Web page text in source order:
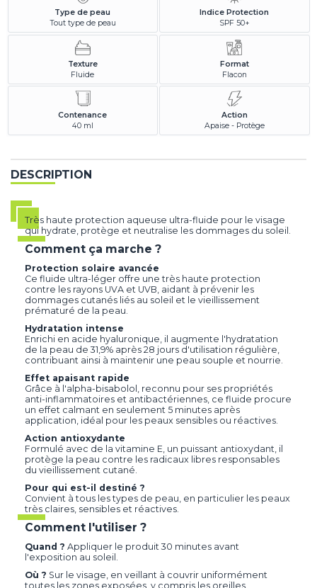
Type de peau
Tout type de peau
Indice Protection
SPF 50+
Texture
Fluide
Format
Flacon
Contenance
40 ml
Action
Apaise - Protège
DESCRIPTION
Très haute protection aqueuse ultra-fluide pour le visage
qui hydrate, protège et neutralise les dommages du soleil.
Comment ça marche ?
Protection solaire avancée
Ce fluide ultra-léger offre une très haute protection
contre les rayons UVA et UVB, aidant à prévenir les
dommages cutanés liés au soleil et le vieillissement
prématuré de la peau.​
Hydratation intense
Enrichi en acide hyaluronique, il augmente l'hydratation
de la peau de 31,9% après 28 jours d'utilisation régulière,
contribuant ainsi à maintenir une peau souple et nourrie.​
Effet apaisant rapide
Grâce à l'alpha-bisabolol, reconnu pour ses propriétés
anti-inflammatoires et antibactériennes, ce fluide procure
un effet calmant en seulement 5 minutes après
application, idéal pour les peaux sensibles ou réactives.​
Action antioxydante
Formulé avec de la vitamine E, un puissant antioxydant, il
protège la peau contre les radicaux libres responsables
du vieillissement cutané.​
Pour qui est-il destiné ?
Convient à tous les types de peau, en particulier les peaux
très claires, sensibles et réactives.​
Comment l'utiliser ?
Quand ? Appliquer le produit 30 minutes avant
l'exposition au soleil.​
Où ? Sur le visage, en veillant à couvrir uniformément
toutes les zones exposées, y compris les oreilles.​